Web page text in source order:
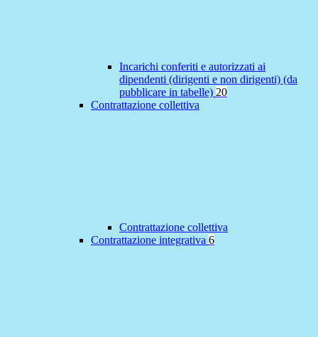
Incarichi conferiti e autorizzati ai
dipendenti (dirigenti e non dirigenti) (da
pubblicare in tabelle) 20
Contrattazione collettiva
Contrattazione collettiva
Contrattazione integrativa 6